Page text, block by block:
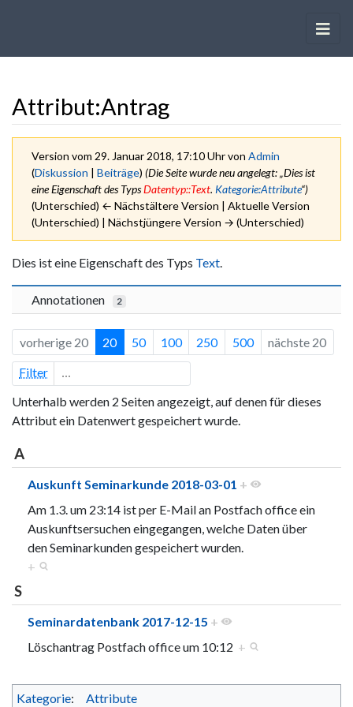
Attribut:Antrag
Version vom 29. Januar 2018, 17:10 Uhr von Admin
(Diskussion | Beiträge) (Die Seite wurde neu angelegt: „Dies ist
eine Eigenschaft des TypsDatentyp::Text. Kategorie:Attribute“)
(Unterschied) ← Nächstältere Version | Aktuelle Version
(Unterschied) | Nächstjüngere Version → (Unterschied)
Wechseln zu:Navigation,Suche
Dies ist eine Eigenschaft des Typs Text.
Annotationen 2
vorherige 20 20 50 100 250 500 nächste 20
Filter
Unterhalb werden 2 Seiten angezeigt, auf denen für dieses
Attribut ein Datenwert gespeichert wurde.
A
Auskunft Seminarkunde 2018-03-01 +
Am 1.3. um 23:14 ist per E-Mail an Postfach office ein
Auskunftsersuchen eingegangen, welche Daten über
den Seminarkunden gespeichert wurden.
+
S
Seminardatenbank 2017-12-15 +
Löschantrag Postfach office um 10:12 +
Kategorie: Attribute